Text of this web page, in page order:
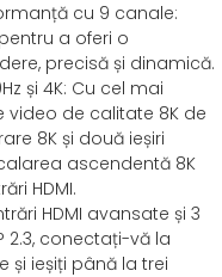
cu 9 canale:
a oferi o
precisă și dinamică.
și 4K: Cu cel mai
video de calitate 8K de
8K și două ieșiri
ascendentă 8K
HDMI.
HDMI avansate și 3
2.3, conectați-vă la
și ieșiți până la trei